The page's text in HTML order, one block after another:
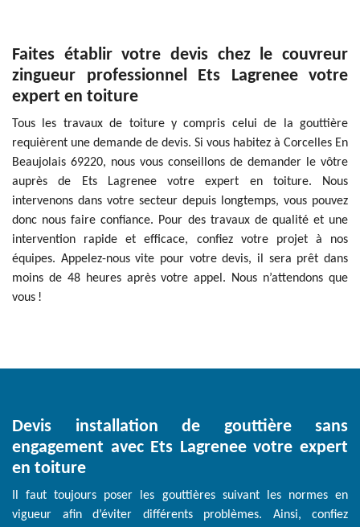
Faites établir votre devis chez le couvreur
zingueur professionnel Ets Lagrenee votre
expert en toiture
Tous les travaux de toiture y compris celui de la gouttière
requièrent une demande de devis. Si vous habitez à Corcelles En
Beaujolais 69220, nous vous conseillons de demander le vôtre
auprès de Ets Lagrenee votre expert en toiture. Nous
intervenons dans votre secteur depuis longtemps, vous pouvez
donc nous faire confiance. Pour des travaux de qualité et une
intervention rapide et efficace, confiez votre projet à nos
équipes. Appelez-nous vite pour votre devis, il sera prêt dans
moins de 48 heures après votre appel. Nous n’attendons que
vous !
Devis installation de gouttière sans
engagement avec Ets Lagrenee votre expert
en toiture
Il faut toujours poser les gouttières suivant les normes en
vigueur afin d’éviter différents problèmes. Ainsi, confiez